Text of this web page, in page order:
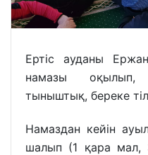
Ертіс ауданы
намазы оқылып,
тыныштық, береке
Намаздан кейін
шалып (1 қара мал,